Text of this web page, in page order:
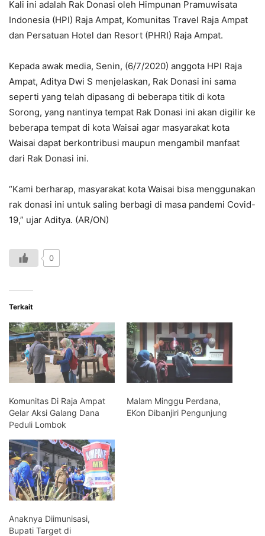
Kali ini adalah Rak Donasi oleh Himpunan Pramuwisata
Indonesia (HPI) Raja Ampat, Komunitas Travel Raja Ampat
dan Persatuan Hotel dan Resort (PHRI) Raja Ampat.
Kepada awak media, Senin, (6/7/2020) anggota HPI Raja
Ampat, Aditya Dwi S menjelaskan, Rak Donasi ini sama
seperti yang telah dipasang di beberapa titik di kota
Sorong, yang nantinya tempat Rak Donasi ini akan digilir ke
beberapa tempat di kota Waisai agar masyarakat kota
Waisai dapat berkontribusi maupun mengambil manfaat
dari Rak Donasi ini.
“Kami berharap, masyarakat kota Waisai bisa menggunakan
rak donasi ini untuk saling berbagi di masa pandemi Covid-
19,” ujar Aditya. (AR/ON)
0
Terkait
Komunitas Di Raja Ampat
Gelar Aksi Galang Dana
Peduli Lombok
Malam Minggu Perdana,
EKon Dibanjiri Pengunjung
Anaknya Diimunisasi,
Bupati Target di